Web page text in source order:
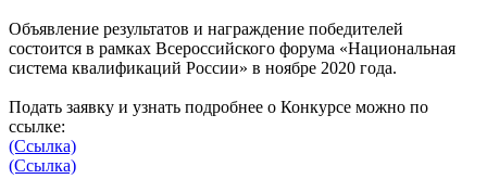
Объявление результатов и награждение победителей
состоится в рамках Всероссийского форума «Национальная
система квалификаций России» в ноябре 2020 года.
Подать заявку и узнать подробнее о Конкурсе можно по
ссылке:
(Ссылка)
(Ссылка)